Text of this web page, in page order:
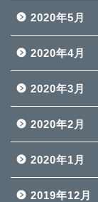
2020年5月
2020年4月
2020年3月
2020年2月
2020年1月
2019年12月